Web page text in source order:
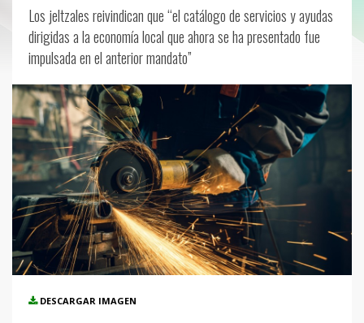
Los jeltzales reivindican que “el catálogo de servicios y ayudas
dirigidas a la economía local que ahora se ha presentado fue
impulsada en el anterior mandato”
DESCARGAR IMAGEN